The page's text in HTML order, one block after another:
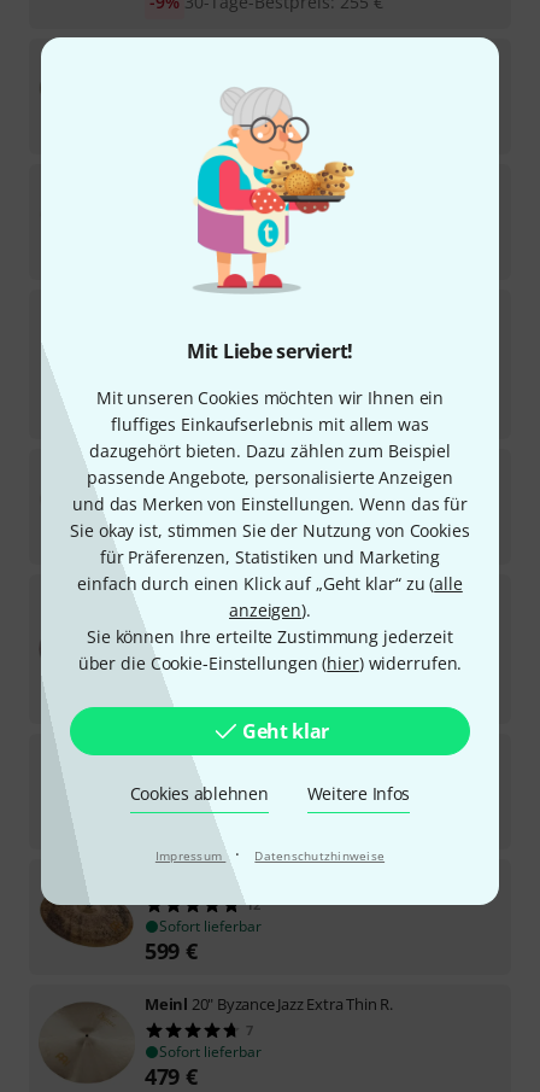
Mit Liebe serviert!
Mit unseren Cookies möchten wir Ihnen ein
fluffiges Einkaufserlebnis mit allem was
dazugehört bieten. Dazu zählen zum Beispiel
passende Angebote, personalisierte Anzeigen
und das Merken von Einstellungen. Wenn das für
Sie okay ist, stimmen Sie der Nutzung von Cookies
für Präferenzen, Statistiken und Marketing
einfach durch einen Klick auf „Geht klar“ zu (alle
anzeigen).
Sie können Ihre erteilte Zustimmung jederzeit
über die Cookie-Einstellungen (hier) widerrufen.
Geht klar
Cookies ablehnen Weitere Infos
Impressum · Datenschutzhinweise
Sofort lieferbar
22" Byzance Vintage Pure Light
13
Sofort lieferbar
Sofort lieferbar
UVP:549 €
-16%
Meinl 22" Byzance Jazz Monophonic R.
7
Sofort lieferbar
599 €
Meinl 20" Byzance Vintage Pure Ride
5
Sofort lieferbar
499 €
-12%
Meinl20" Byzance Raw Bell Ride
Sofort lieferbar
21" Byzance Transition Ride
12
Sofort lieferbar
599 €
Meinl 20" Byzance Jazz Extra Thin R.
7
Sofort lieferbar
479 €